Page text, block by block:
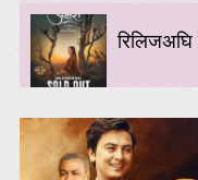
रिलिजअघि